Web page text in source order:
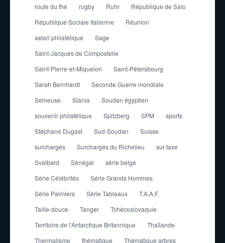
route du thé
rugby Ruhr
République de Salo
République Sociale Italienne
Réunion
safari philatélique
Sage
Saint-Jacques de Compostelle
Saint-Pierre-et-Miquelon
Saint-Pétersbourg
Sarah Bernhardt
Seconde Guerre mondiale
Semeuse
Slania
Soudan égyptien
souvenir philatélique
Spitzberg SPM
sports
Stéphane Dugast
Sud-Soudan
Suisse
surchargés
Surchargés du Richelieu
sur taxe
Svalbard
Sénégal
série belge
Série Célébrités
Série Grands Hommes
Série Palmiers
Série Tableaux
T.A.A.F.
Taille-douce
Tanger
Tchécoslovaquie
Territoire de l'Antarctique Britannique
Thaïlande
Thermalisme
thématique
Thématique arbres